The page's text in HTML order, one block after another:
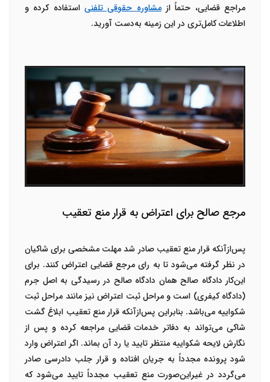
مراجع قضایی، حتماً ازمشاوره حقوقی تلفنی استفاده کرده و
اطلاعات کامل‌تری در این زمینه به‌دست آورید.
مرجع صالح برای اعتراض به قرار منع تعقیب
پس‌ازآنکه قرار منع تعقیب صادر شد مهلت مشخصی برای شاکیان
در نظر گرفته می‌شود تا به رای مرجع قضایی اعتراض کنند. برای
این‌کار دادگاه صالح همان دادگاه صالح در رسیدگی به اصل جرم
(دادگاه کیفری) است و مراحل ثبت اعتراض نیز مانند مراحل ثبت
شکواییه می‌باشد. بنابراین پس‌ازآنکه قرار منع تعقیب ابلاغ گشت
شاکی می‌تواند به دفاتر خدمات قضایی مراجعه کرده و پس از
نگارش لایحه شکواییه منتظر تایید یا رد آن بماند. اگر اعتراض وارد
شود پرونده مجدداً به جریان افتاده و قرار جلب دادرسی صادر
می‌گردد در غیراین‌صورت منع تعقیب مجدداً تایید می‌شود که